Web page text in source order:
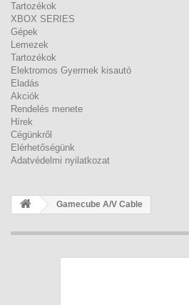
Tartozékok
XBOX SERIES
Gépek
Lemezek
Tartozékok
Elektromos Gyermek kisautó
Eladás
Akciók
Rendelés menete
Hírek
Cégünkről
Elérhetőségünk
Adatvédelmi nyilatkozat
Gamecube A/V Cable